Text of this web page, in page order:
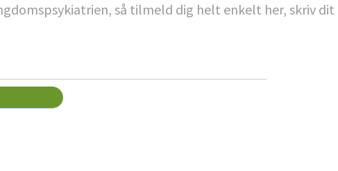
så tilmeld dig helt enkelt her, skriv